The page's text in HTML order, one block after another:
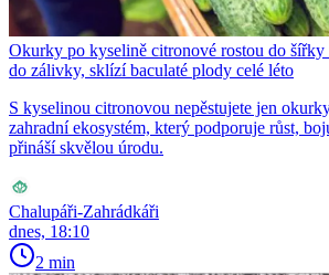
Okurky po kyselině citronové rostou do
do zálivky, sklízí baculaté plody celé léto
S kyselinou citronovou nepěstujete jen
zahradní ekosystém, který podporuje růst,
přináší skvělou úrodu.
Chalupáři-Zahrádkáři
dnes, 18:10
2 min